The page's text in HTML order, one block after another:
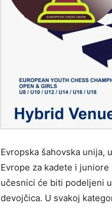
Evropska šahovska unija,
Evrope za kadete i
učesnici će biti podeljeni u
devojčica. U svakoj